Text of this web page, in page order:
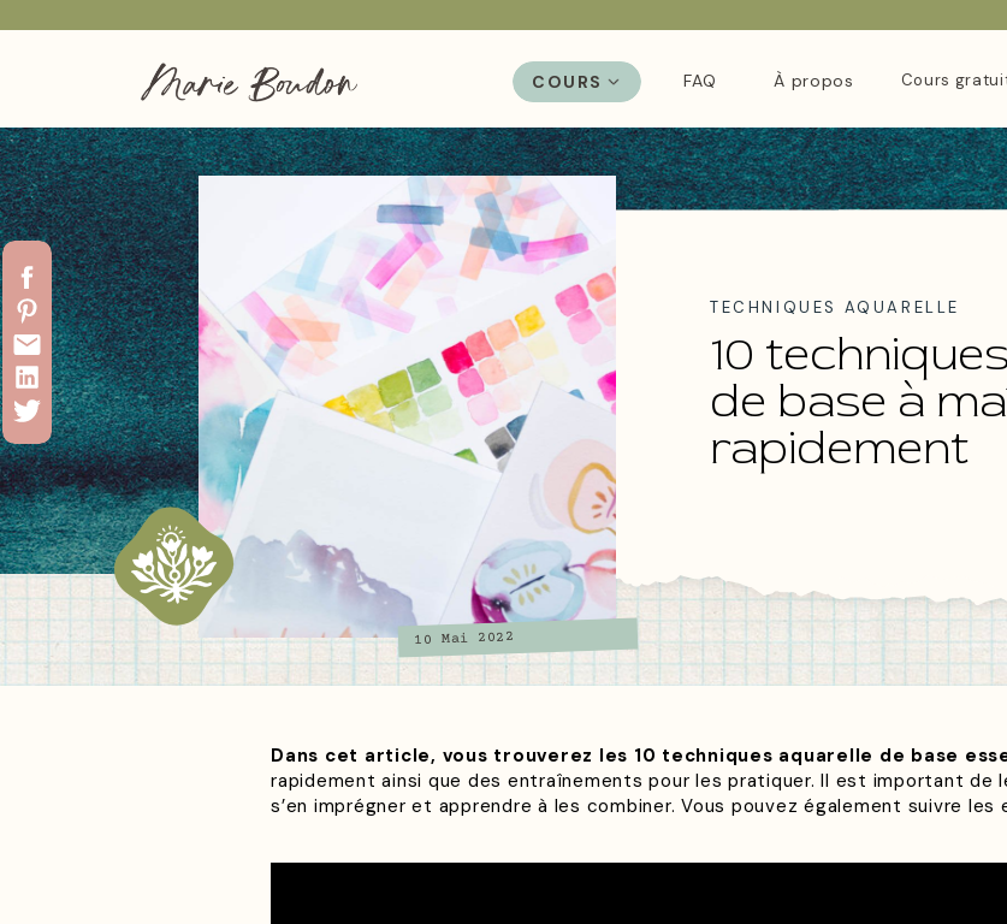
COURS À propos Cours
FAQ
10
de base à
rapidement
10 Mai 2022
TECHNIQUES AQUARELLE
Dans cet article, vous trouverez les 10 techniques aquarelle de base
rapidement ainsi que des entraînements pour les pratiquer. Il est important de
s’en imprégner et apprendre à les combiner. Vous pouvez également suivre